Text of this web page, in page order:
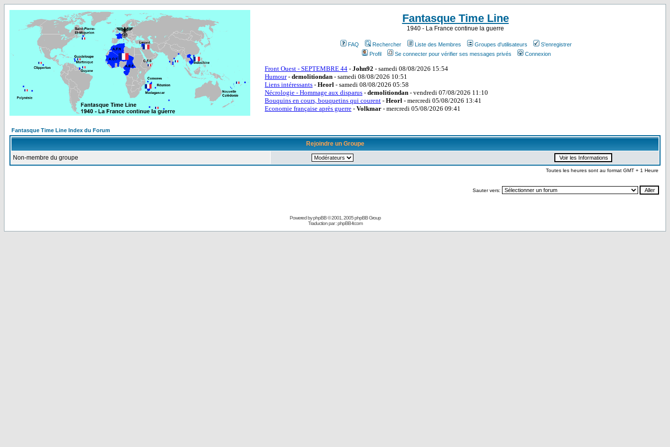
Fantasque Time Line
1940 - La France continue la guerre
FAQ Rechercher Liste des Membres Groupes d'utilisateurs
S'enregistrer
Profil
Se connecter pour vérifier ses messages privés Connexion
Fantasque Time Line Index du Forum
Rejoindre un Groupe
Non-membre du groupe
Toutes les heures sont au format GMT + 1 Heure
Sauter vers:
Powered byphpBB© 2001, 2005 phpBB Group
Traduction par :phpBB-fr.com